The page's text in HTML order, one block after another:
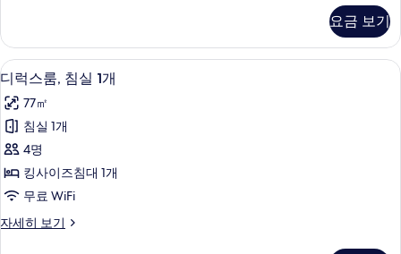
대
개
사
진
모
두
보
기
킹
사
이
즈
침
대
개
자
세
히
보
요금 보기
디
럭
스
룸,
침
실
개
디럭스룸, 침실 1개 | 미니바, 객실 내
5
디럭스룸, 침실 1개
77㎡
침실 1개
4명
킹사이즈침대 1개
무료 WiFi
자세히 보기
디